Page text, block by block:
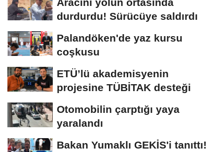
durdurdu! Sürücüye saldırdı
Palandöken'de yaz kursu
coşkusu
ETÜ’lü akademisyenin
projesine TÜBİTAK desteği
Otomobilin çarptığı yaya
yaralandı
Bakan Yumaklı GEKİS'i tanıttı!